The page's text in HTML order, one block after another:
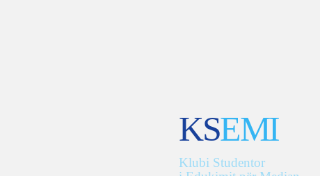
KSEMI
Klubi Studentor